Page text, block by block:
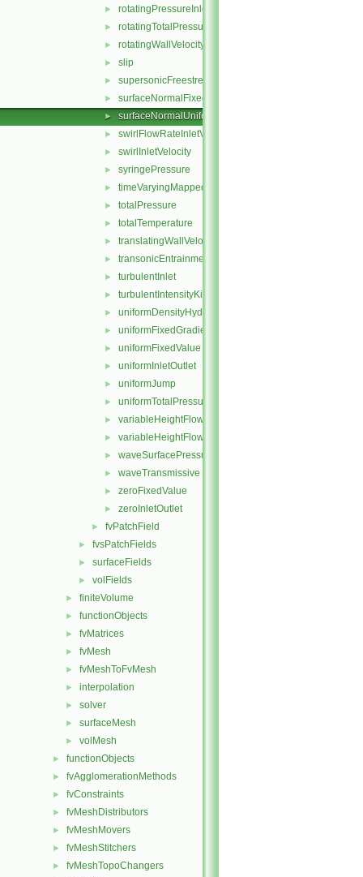
► rotatingPressureInletOutletVelocity
► rotatingTotalPressure
► rotatingWallVelocity
► slip
► supersonicFreestream
► surfaceNormalFixedValue
► surfaceNormalUniformFixedValue
► swirlFlowRateInletVelocity
► swirlInletVelocity
► syringePressure
► timeVaryingMappedFixedValue
► totalPressure
► totalTemperature
► translatingWallVelocity
► transonicEntrainmentPressure
► turbulentInlet
► turbulentIntensityKineticEnergyInlet
► uniformDensityHydrostaticPressure
► uniformFixedGradient
► uniformFixedValue
► uniformInletOutlet
► uniformJump
► uniformTotalPressure
► variableHeightFlowRate
► variableHeightFlowRateInletVelocity
► waveSurfacePressure
► waveTransmissive
► zeroFixedValue
► zeroInletOutlet
► fvPatchField
► fvsPatchFields
► surfaceFields
► volFields
► finiteVolume
► functionObjects
► fvMatrices
► fvMesh
► fvMeshToFvMesh
► interpolation
► solver
► surfaceMesh
► volMesh
► functionObjects
► fvAgglomerationMethods
► fvConstraints
► fvMeshDistributors
► fvMeshMovers
► fvMeshStitchers
► fvMeshTopoChangers